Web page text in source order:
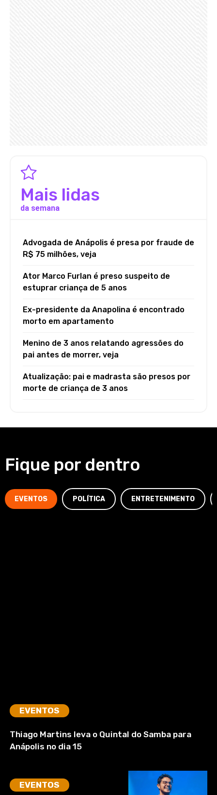
Mais lidas
da semana
Advogada de Anápolis é presa por fraude de
R$ 75 milhões, veja
Ator Marco Furlan é preso suspeito de
estuprar criança de 5 anos
Ex-presidente da Anapolina é encontrado
morto em apartamento
Menino de 3 anos relatando agressões do
pai antes de morrer, veja
Atualização: pai e madrasta são presos por
morte de criança de 3 anos
Fique por dentro
EVENTOS POLÍTICA ENTRETENIMENTO
EVENTOS
Thiago Martins leva o Quintal do Samba para
Anápolis no dia 15
EVENTOS